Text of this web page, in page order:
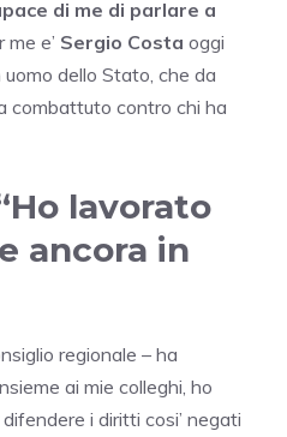
di me di parlare a
e’ Sergio Costa oggi
uomo dello Stato, che da
combattuto contro chi ha
lavorato
ancora in
regionale – ha
ai mie colleghi, ho
i diritti cosi’ negati